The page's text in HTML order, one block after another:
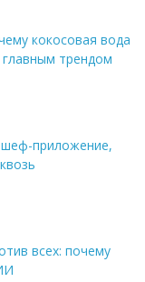
кокосовая вода
трендом
шеф-приложение,
всех: почему